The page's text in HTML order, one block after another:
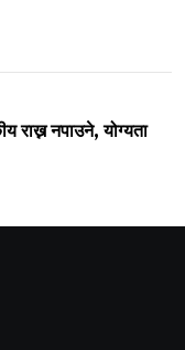
राख्न नपाउने, योग्यता